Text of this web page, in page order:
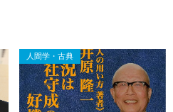
人間学・古典